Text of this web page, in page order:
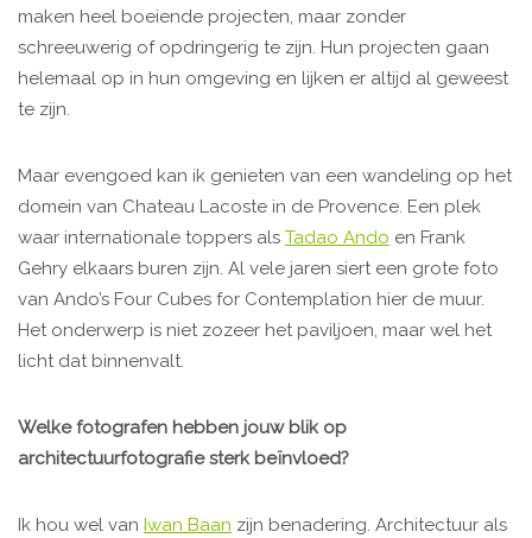
maken heel boeiende projecten, maar zonder
schreeuwerig of opdringerig te zijn. Hun projecten gaan
helemaal op in hun omgeving en lijken er altijd al geweest
te zijn.
Maar evengoed kan ik genieten van een wandeling op het
domein van Chateau Lacoste in de Provence. Een plek
waar internationale toppers als Tadao Ando en Frank
Gehry elkaars buren zijn. Al vele jaren siert een grote foto
van Ando’s Four Cubes for Contemplation hier de muur.
Het onderwerp is niet zozeer het paviljoen, maar wel het
licht dat binnenvalt.
Welke fotografen hebben jouw blik op
architectuurfotografie sterk beïnvloed?
Ik hou wel van Iwan Baan zijn benadering. Architectuur als